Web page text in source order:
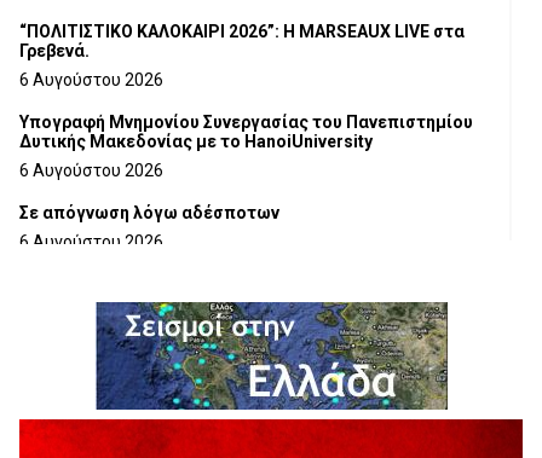
“ΠΟΛΙΤΙΣΤΙΚΟ ΚΑΛΟΚΑΙΡΙ 2026”: Η MARSEAUX LIVE στα
Γρεβενά.
6 Αυγούστου 2026
Υπογραφή Μνημονίου Συνεργασίας του Πανεπιστημίου
Δυτικής Μακεδονίας με το HanoiUniversity
6 Αυγούστου 2026
Σε απόγνωση λόγω αδέσποτων
6 Αυγούστου 2026
6 Αυγούστου 2026
Ολοκληρώνεται η ασφαλτόστρωση της οδού Περιβόλι –
6 Αυγούστου 2026
H παραδοχή λαθών είναι (και) δύναμη